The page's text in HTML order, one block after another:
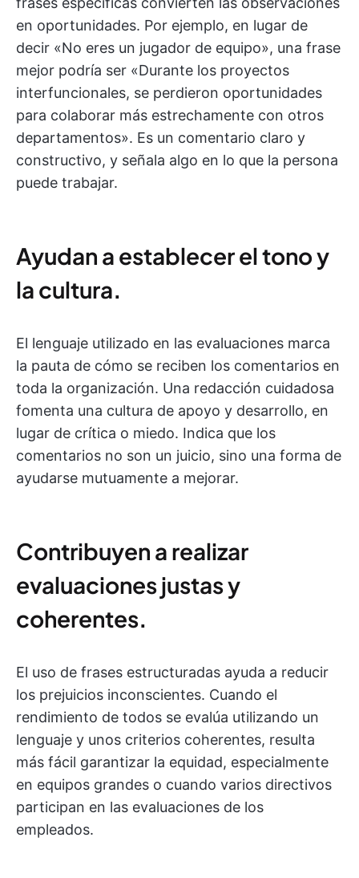
en oportunidades. Por ejemplo, en lugar de
decir «No eres un jugador de equipo», una frase
mejor podría ser «Durante los proyectos
interfuncionales, se perdieron oportunidades
para colaborar más estrechamente con otros
departamentos». Es un comentario claro y
constructivo, y señala algo en lo que la persona
puede trabajar.
Ayudan a establecer el tono y
la cultura.
El lenguaje utilizado en las evaluaciones marca
la pauta de cómo se reciben los comentarios en
toda la organización. Una redacción cuidadosa
fomenta una cultura de apoyo y desarrollo, en
lugar de crítica o miedo. Indica que los
comentarios no son un juicio, sino una forma de
ayudarse mutuamente a mejorar.
Contribuyen a realizar
evaluaciones justas y
coherentes.
El uso de frases estructuradas ayuda a reducir
los prejuicios inconscientes. Cuando el
rendimiento de todos se evalúa utilizando un
lenguaje y unos criterios coherentes, resulta
más fácil garantizar la equidad, especialmente
en equipos grandes o cuando varios directivos
participan en las evaluaciones de los
empleados.